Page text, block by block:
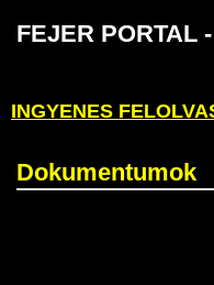
FEJER
INGYENES
Dokumentumok